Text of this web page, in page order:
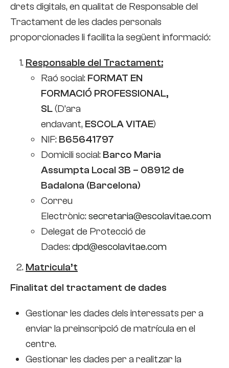
drets digitals, en qualitat de Responsable del
Tractament de les dades personals
proporcionades li facilita la següent informació:
Responsable del Tractament:
Raó social: FORMAT EN
FORMACIÓ PROFESSIONAL,
SL(D’ara
endavant, ESCOLA VITAE)
NIF: B65641797
Domicili social: Barco Maria
Assumpta Local 3B – 08912 de
Badalona (Barcelona)
Correu
Electrònic:secretaria@escolavitae.com
Delegat de Protecció de
Dades:dpd@escolavitae.com
Matricula’t
Finalitat del tractament de dades
Gestionar les dades dels interessats per a
enviar la preinscripció de matrícula en el
centre.
Gestionar les dades per a realitzar la